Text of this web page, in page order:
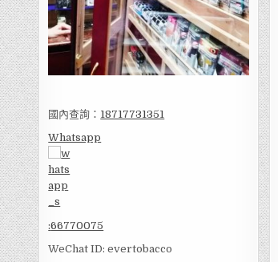
國內查詢： 18717731351
Whatsapp
:66770075
WeChat ID: evertobacco